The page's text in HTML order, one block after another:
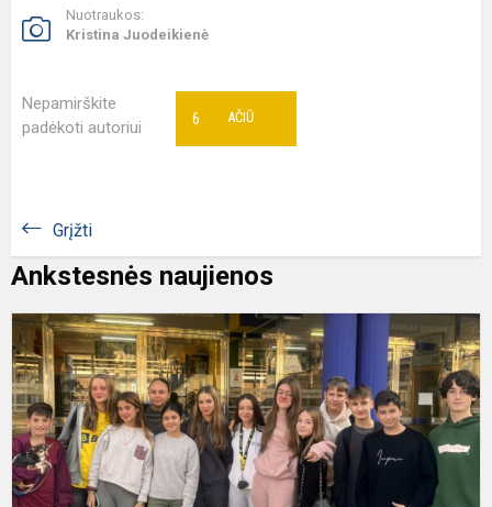
Nuotraukos:
Kristina Juodeikienė
Nepamirškite
padėkoti autoriui
AČIŪ
6
Grįžti
Ankstesnės naujienos